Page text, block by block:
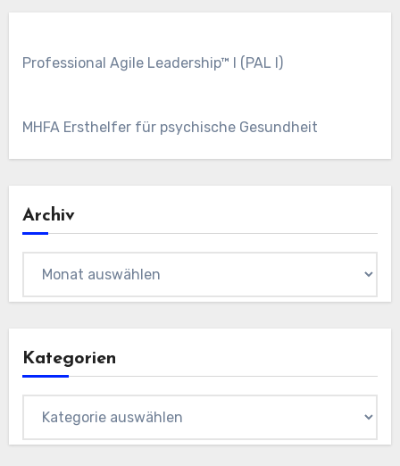
Professional Agile Leadership™ I (PAL I)
MHFA Ersthelfer für psychische Gesundheit
Archiv
Kategorien